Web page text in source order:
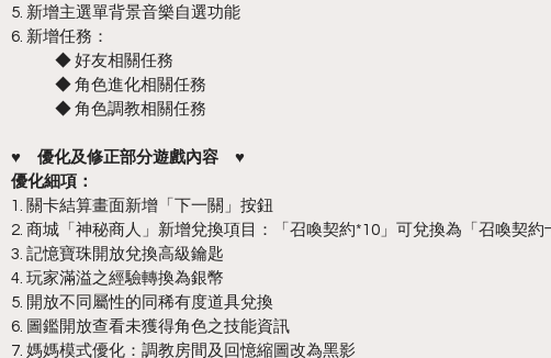
5. 新增主選單背景音樂自選功能
6. 新增任務：
	◆ 好友相關任務
	◆ 角色進化相關任務
	◆ 角色調教相關任務
♥　優化及修正部分遊戲內容　♥
優化細項：
1. 關卡結算畫面新增「下一關」按鈕
2. 商城「神秘商人」新增兌換項目：「召喚契約*10」可兌換為「召喚契約
3. 記憶寶珠開放兌換高級鑰匙
4. 玩家滿溢之經驗轉換為銀幣
5. 開放不同屬性的同稀有度道具兌換
6. 圖鑑開放查看未獲得角色之技能資訊
7. 媽媽模式優化：調教房間及回憶縮圖改為黑影